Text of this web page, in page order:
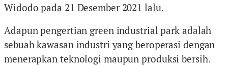
Widodo pada 21 Desember 2021 lalu.
Adapun pengertian green industrial park adalah
sebuah kawasan industri yang beroperasi dengan
menerapkan teknologi maupun produksi bersih.